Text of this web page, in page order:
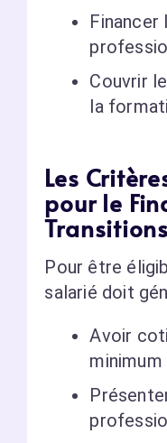
Financer
Couvrir
la
Les
pour le
Pour être
salarié doit
Avoir
minimum